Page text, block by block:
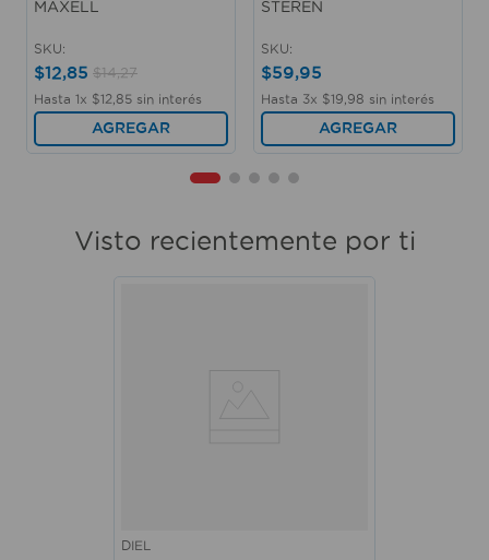
MAXELL
SKU:
$12,85 $14,27
Hasta 1x $12 85 sin interés
AGREGAR
STEREN
SKU:
$59,95
Hasta 3x $19 98 sin interés
AGREGAR
Visto recientemente por ti
DIEL